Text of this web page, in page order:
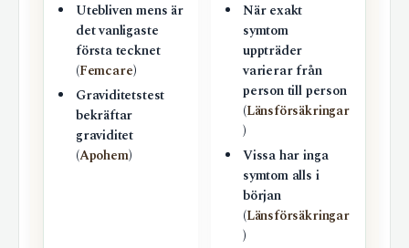
Utebliven mens är
det vanligaste
första tecknet
(Femcare)
Graviditetstest
bekräftar
graviditet
(Apohem)
När exakt
symtom
uppträder
varierar från
person till person
(Länsförsäkringar
)
Vissa har inga
symtom alls i
början
(Länsförsäkringar
)